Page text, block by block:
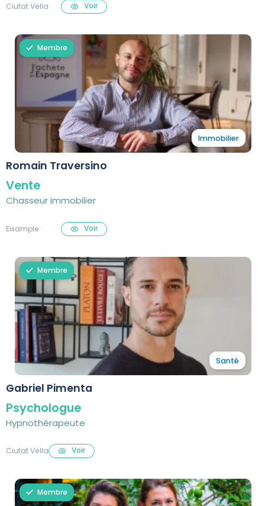
Ciutat Vella Voir
Membre
Immobilier
Romain Traversino
Vente
Chasseur immobilier
Eixample Voir
Membre
Santé
Gabriel Pimenta
Psychologue
Hypnothérapeute
Ciutat Vella Voir
Membre